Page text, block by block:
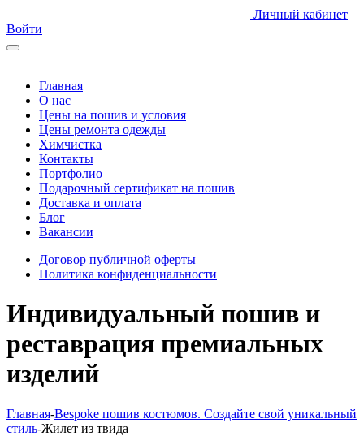
Личный кабинет
Войти
Главная
О нас
Цены на пошив и условия
Цены ремонта одежды
Химчистка
Контакты
Портфолио
Подарочный сертификат на пошив
Доставка и оплата
Блог
Вакансии
Договор публичной оферты
Политика конфиденциальности
Индивидуальный пошив и
реставрация премиальных
изделий
Главная-Bespoke пошив костюмов. Создайте свой уникальный
стиль-Жилет из твида